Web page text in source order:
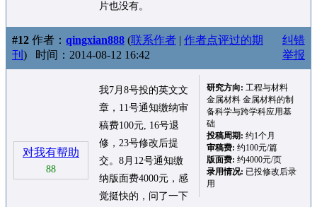
片也没有。
#12 作者： qingxian888 (联系作者 | 作者点评过的期
刊 ) 时间：2014-08-12 16:42
纠错
举报
对我有帮助
88
我7月8号投的英文文
章，11号通知缴纳审
稿费100元, 16号退
修，23号修改后提
交。8月12号通知缴
纳版面费4000元，感
觉挺快的，问了一下
研究方向: 工程与材料
金属材料 金属材料的制
备科学与跨学科应用基
础
投稿周期: 约1个月
审稿费: 约100元/篇
版面费: 约4000元/页
录用情况: 已投修改后录
用